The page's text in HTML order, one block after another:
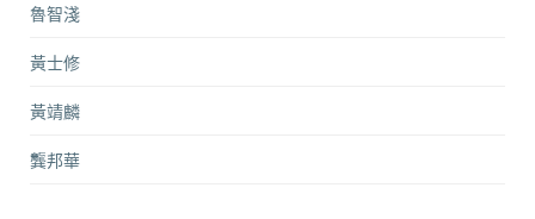
魯智淺
黃士修
黃靖麟
龔邦華